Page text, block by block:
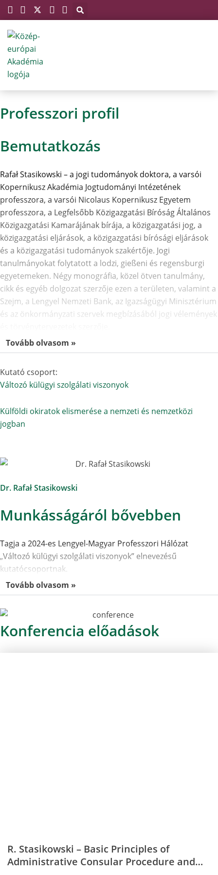
Skip
to
content
Professzori profil
Bemutatkozás
Rafał Stasikowski – a jogi tudományok doktora, a varsói
Kopernikusz Akadémia Jogtudományi Intézetének
professzora, a varsói Nicolaus Kopernikusz Egyetem
professzora, a Legfelsőbb Közigazgatási Bíróság Általános
Közigazgatási Kamarájának bírája, a közigazgatási jog, a
közigazgatási eljárások, a közigazgatási bírósági eljárások
és a közigazgatási tudományok szakértője. Jogi
tanulmányokat folytatott a lodzi, gießeni és regensburgi
egyetemeken. Négy monográfia, közel ötven tanulmány,
cikk és egyéb dolgozat szerzője ezen a területen, valamint a
Szejm, a Lengyel Nemzeti Bank, az Igazságügyi Minisztérium
és az önkormányzati szervek megbízásából jogi vélemények
Tovább olvasom »
Kutató csoport:
Változó külügyi szolgálati viszonyok
Külföldi okiratok elismerése a nemzeti és nemzetközi
jogban
Dr. Rafał Stasikowski
Munkásságáról bővebben
Tagja a 2024-es Lengyel-Magyar Professzori Hálózat
„Változó külügyi szolgálati viszonyok” elnevezésű
kutatócsoportnak.
Tovább olvasom »
Konferencia előadások
R. Stasikowski – Basic Principles of
Administrative Consular Procedure and